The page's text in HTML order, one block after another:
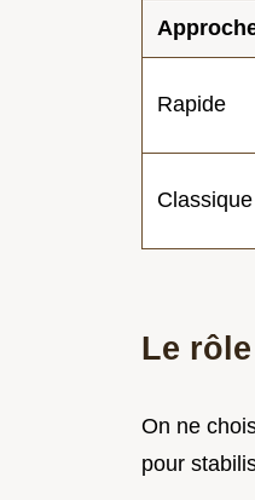
Rapide
Classique
Le
On ne
pour